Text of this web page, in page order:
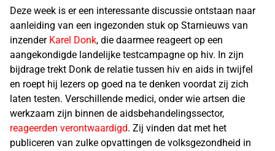
Deze week is er een interessante discussie ontstaan naar
aanleiding van een ingezonden stuk op Starnieuws van
inzender Karel Donk, die daarmee reageert op een
aangekondigde landelijke testcampagne op hiv. In zijn
bijdrage trekt Donk de relatie tussen hiv en aids in twijfel
en roept hij lezers op goed na te denken voordat zij zich
laten testen. Verschillende medici, onder wie artsen die
werkzaam zijn binnen de aidsbehandelingssector,
reageerden verontwaardigd. Zij vinden dat met het
publiceren van zulke opvattingen de volksgezondheid in